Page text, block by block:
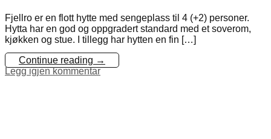
Fjellro er en flott hytte med sengeplass til 4 (+2) personer.
Hytta har en god og oppgradert standard med et soverom,
kjøkken og stue. I tillegg har hytten en fin […]
Continue reading →
Legg igjen kommentar